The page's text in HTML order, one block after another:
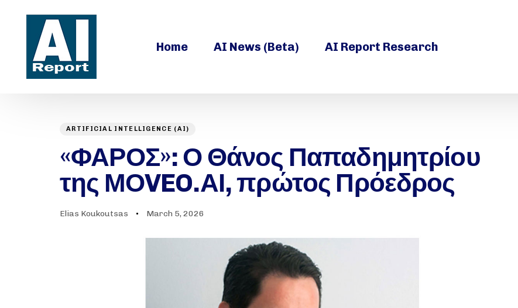
Home AI News (Beta) AI Report Research
PUBLISHED
ARTIFICIAL INTELLIGENCE (AI)
«ΦΑΡΟΣ»: Ο Θάνος Παπαδημητρίου
της ΜΟVEO.ΑΙ, πρώτος Πρόεδρος
Author
Elias Koukoutsas
Published
March 5, 2026